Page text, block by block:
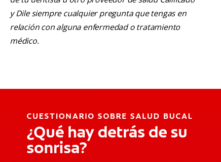
y Dile siempre cualquier pregunta que tengas en
relación con alguna enfermedad o tratamiento
médico.
CUESTIONARIO SOBRE SALUD BUCAL
¿Qué hay detrás de su
sonrisa?